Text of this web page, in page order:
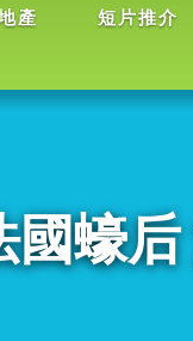
產 短片推介
蠔